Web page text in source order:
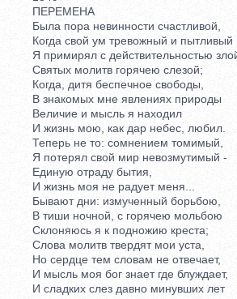
ПЕРЕМЕНА
Была пора невинности счастливой,
Когда свой ум тревожный и пытливый
Я примирял с действительностью
Святых молитв горячею слезой;
Когда, дитя беспечное свободы,
В знакомых мне явлениях природы
Величие и мысль я находил
И жизнь мою, как дар небес, любил.
Теперь не то: сомнением томимый,
Я потерял свой мир невозмутимый -
Единую отраду бытия,
И жизнь моя не радует меня...
Бывают дни: измученный борьбою,
В тиши ночной, с горячею мольбою
Склоняюсь я к подножию креста;
Слова молитв твердят мои уста,
Но сердце тем словам не отвечает,
И мысль моя бог знает где блуждает,
И сладких слез давно минувших лет